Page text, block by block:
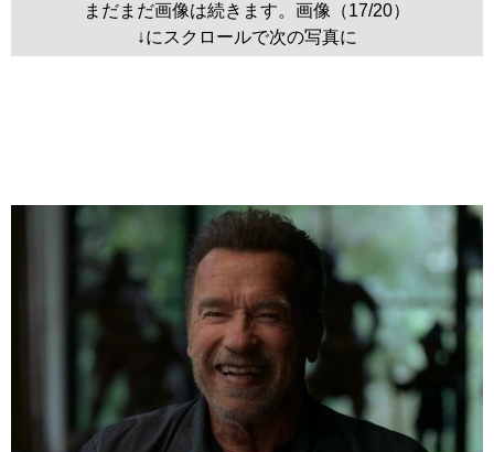
まだまだ画像は続きます。画像（17/20）
↓にスクロールで次の写真に